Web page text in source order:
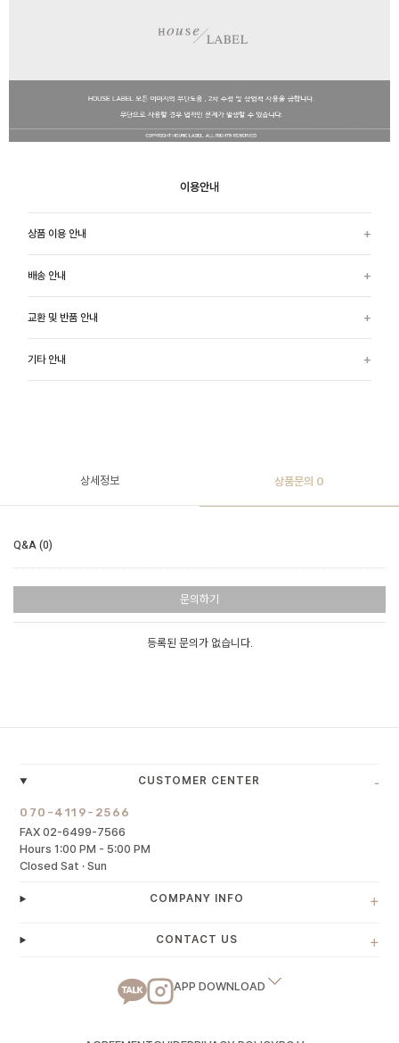
이용안내
상품 이용 안내
배송 안내
교환 및 반품 안내
기타 안내
상세정보 상품문의 0
Q&A (0)
문의하기
등록된 문의가 없습니다.
CUSTOMER CENTER -
070-4119-2566
FAX 02-6499-7566
Hours 1:00 PM - 5:00 PM
Closed Sat · Sun
COMPANY INFO +
CONTACT US +
APP DOWNLOAD